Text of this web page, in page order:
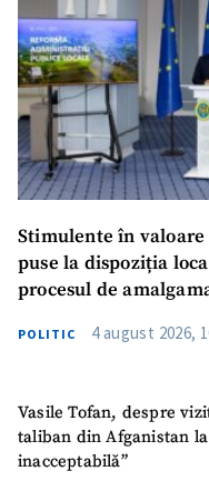
Stimulente în
puse la dispoziția
procesul de
POLITIC 4 august 2026,
Vasile Tofan, despre
taliban din Afganistan
inacceptabilă”